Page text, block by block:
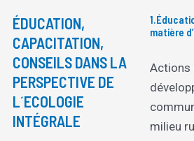
ÉDUCATION,
CAPACITATION,
CONSEILS DANS LA
PERSPECTIVE DE
L´ECOLOGIE
INTÉGRALE
matière
Actions
milieu